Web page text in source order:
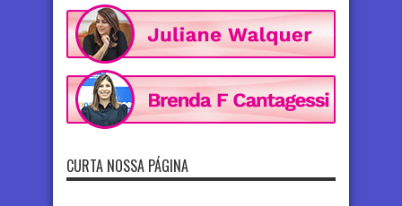
CURTA NOSSA PÁGINA